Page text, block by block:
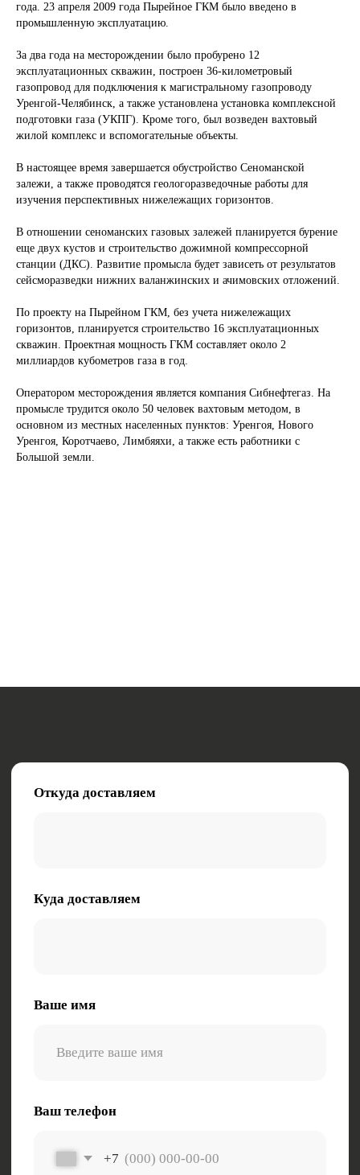
года. 23 апреля 2009 года Пырейное ГКМ было введено в
промышленную эксплуатацию.
За два года на месторождении было пробурено 12
эксплуатационных скважин, построен 36-километровый
газопровод для подключения к магистральному газопроводу
Уренгой-Челябинск, а также установлена установка комплексной
подготовки газа (УКПГ). Кроме того, был возведен вахтовый
жилой комплекс и вспомогательные объекты.
В настоящее время завершается обустройство Сеноманской
залежи, а также проводятся геологоразведочные работы для
изучения перспективных нижележащих горизонтов.
В отношении сеноманских газовых залежей планируется бурение
еще двух кустов и строительство дожимной компрессорной
станции (ДКС). Развитие промысла будет зависеть от результатов
сейсморазведки нижних валанжинских и ачимовских отложений.
По проекту на Пырейном ГКМ, без учета нижележащих
горизонтов, планируется строительство 16 эксплуатационных
скважин. Проектная мощность ГКМ составляет около 2
миллиардов кубометров газа в год.
Оператором месторождения является компания Сибнефтегаз. На
промысле трудится около 50 человек вахтовым методом, в
основном из местных населенных пунктов: Уренгоя, Нового
Уренгоя, Коротчаево, Лимбяяхи, а также есть работники с
Большой земли.
8 (800) 511-01-70
персональных данных
ООО «Комета»
630087, Новосибирская область, г. Новосибирск,
Откуда доставляем
Куда доставляем
Нажимая на кнопку, вы даете согласие на